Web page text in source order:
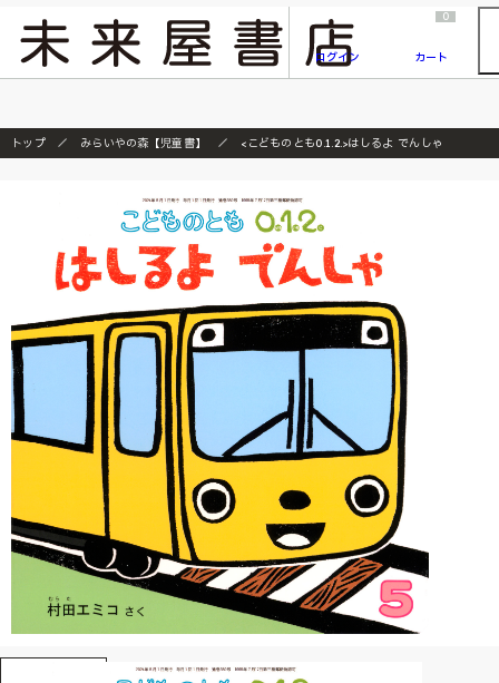
『ONE PIECE magazine 021 ONE PIECEカード付き同梱版』発売延期のご案内
ログイン
0
カート
トップ みらいやの森【児童書】 <こどものとも0.1.2.>はしるよ でんしゃ